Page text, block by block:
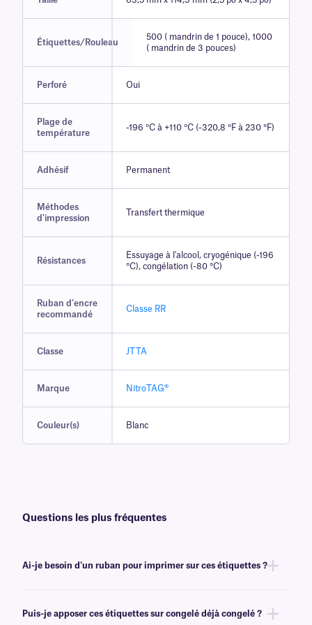
Étiquettes/Rouleau
500 ( mandrin de 1 pouce), 1000
( mandrin de 3 pouces)
Perforé Oui
Plage de
température
-196 °C à +110 °C (-320,8 °F à 230 °F)
Adhésif Permanent
Méthodes
d'impression
Transfert thermique
Résistances
Essuyage à l'alcool, cryogénique (-196
°C), congélation (-80 °C)
Ruban d'encre
recommandé
Classe RR
Classe JTTA
Marque NitroTAG®
Couleur(s) Blanc
Questions les plus fréquentes
Ai-je besoin d'un ruban pour imprimer sur ces étiquettes ?
NitroTAG doivent être imprimées avec un rubande classe RRde même
Puis-je apposer ces étiquettes sur congelé déjà congelé ?